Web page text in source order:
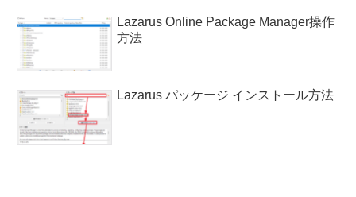
Lazarus Online Package Manager操作
方法
Lazarus パッケージ インストール方法